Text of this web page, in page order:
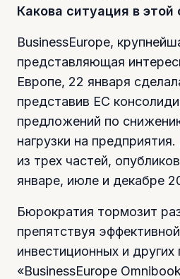
Какова ситуация в
BusinessEurope,
представляющая
Европе, 22 января
представив ЕС
предложений по
нагрузки на
из трех частей,
январе, июле и декабре
Бюрократия тормозит
препятствуя
инвестиционных и других
«BusinessEurope